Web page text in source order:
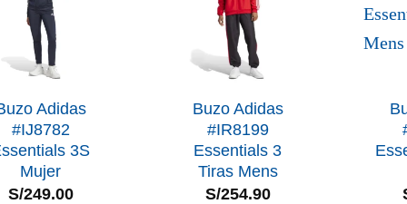
se
pueden
elegir
en
la
página
de
producto
se
pueden
elegir
en
la
página
de
Adidas
#IJ8782
3S
Mujer
S/249.00
Buzo Adidas
#IR8199
Essentials 3
Tiras Mens
S/254.90